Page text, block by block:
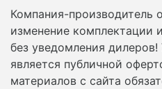
Компания-производитель
изменение комплектации
без уведомления
является публичной
материалов с сайта